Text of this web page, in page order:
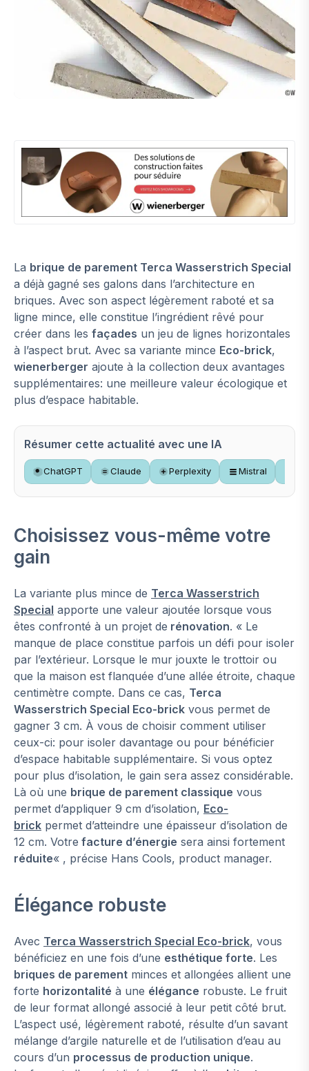
La brique de parement Terca Wasserstrich Special
a déjà gagné ses galons dans l’architecture en
briques. Avec son aspect légèrement raboté et sa
ligne mince, elle constitue l’ingrédient rêvé pour
créer dans les façades un jeu de lignes horizontales
à l’aspect brut. Avec sa variante mince Eco-brick,
wienerberger ajoute à la collection deux avantages
supplémentaires: une meilleure valeur écologique et
plus d’espace habitable.
Résumer cette actualité avec une IA
ChatGPT Claude Perplexity Mistral
Choisissez vous-même votre
gain
La variante plus mince de Terca Wasserstrich
Special apporte une valeur ajoutée lorsque vous
êtes confronté à un projet de rénovation. « Le
manque de place constitue parfois un défi pour isoler
par l’extérieur. Lorsque le mur jouxte le trottoir ou
que la maison est flanquée d’une allée étroite, chaque
centimètre compte. Dans ce cas, Terca
Wasserstrich Special Eco-brick vous permet de
gagner 3 cm. À vous de choisir comment utiliser
ceux-ci: pour isoler davantage ou pour bénéficier
d’espace habitable supplémentaire. Si vous optez
pour plus d’isolation, le gain sera assez considérable.
Là où une brique de parement classique vous
permet d’appliquer 9 cm d’isolation, Eco-
brick permet d’atteindre une épaisseur d’isolation de
12 cm. Votre facture d’énergie sera ainsi fortement
réduite« , précise Hans Cools, product manager.
Élégance robuste
Avec Terca Wasserstrich Special Eco-brick, vous
bénéficiez en une fois d’une esthétique forte. Les
briques de parement minces et allongées allient une
forte horizontalité à une élégance robuste. Le fruit
de leur format allongé associé à leur petit côté brut.
L’aspect usé, légèrement raboté, résulte d’un savant
mélange d’argile naturelle et de l’utilisation d’eau au
cours d’un processus de production unique.